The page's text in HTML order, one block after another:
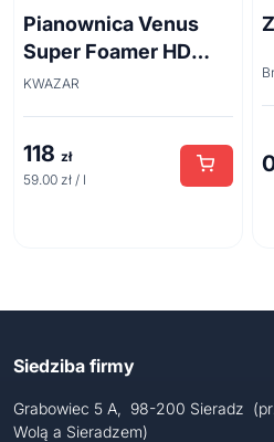
Pianownica Venus
Super Foamer HD
acid line 2L
KWAZAR
118 zł
59.00 zł / l
Siedziba firmy
Grabowiec 5 A, 98-200 Sieradz
Wolą a Sieradzem)